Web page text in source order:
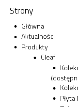
Strony
Główna
Aktualności
Produkty
Cleaf